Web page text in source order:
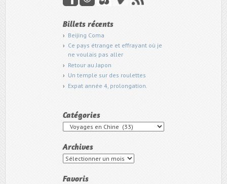
Billets récents
Beijing Coma
Ce pays étrange et effrayant où je
ne voulais pas aller
Retour au Japon
Un temple sur des roulettes
Expat année 4, prolongation.
Catégories
Catégories
Archives
Archives
Favoris